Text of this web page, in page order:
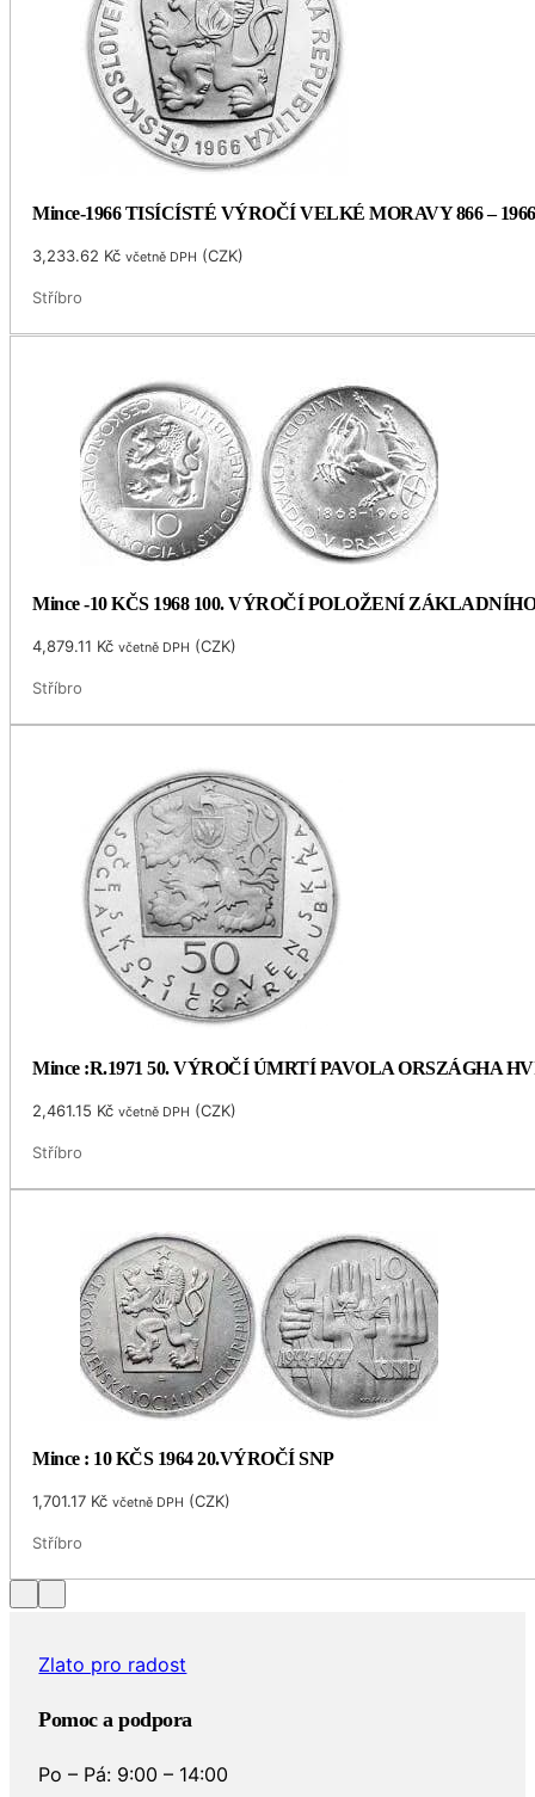
Mince-1966 TISÍCÍSTÉ VÝROČÍ VELKÉ MORAVY 866 – 1966
3,233.62 Kč včetně DPH (CZK)
Stříbro
Mince -10 KČS 1968 100. VÝROČÍ POLOŽENÍ
4,879.11 Kč včetně DPH (CZK)
Stříbro
Mince :R.1971 50. VÝROČÍ ÚMRTÍ PAVOLA ORSZÁGHA
2,461.15 Kč včetně DPH (CZK)
Stříbro
Mince : 10 KČS 1964 20.VÝROČÍ SNP
1,701.17 Kč včetně DPH (CZK)
Stříbro
Zlato pro radost
Pomoc a podpora
Po – Pá: 9:00 – 14:00